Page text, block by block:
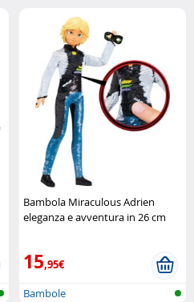
Bambola Miraculous Adrien
eleganza e avventura in 26 cm
15,95€
Bambole